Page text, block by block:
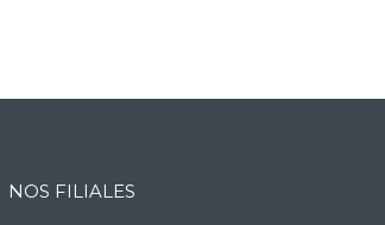
NOS FILIALES